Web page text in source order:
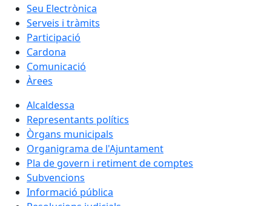
Seu Electrònica
Serveis i tràmits
Participació
Cardona
Comunicació
Àrees
Alcaldessa
Representants polítics
Òrgans municipals
Organigrama de l'Ajuntament
Pla de govern i retiment de comptes
Subvencions
Informació pública